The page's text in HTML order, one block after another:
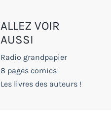
ALLEZ VOIR
AUSSI
Radio grandpapier
8 pages comics
Les livres des auteurs !